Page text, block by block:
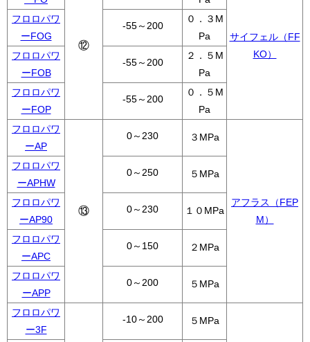
⑫
サイフェル（FF
KO）
フロロパワ
ーFOG
-55～200
０．３M
Pa
フロロパワ
ーFOB
-55～200
２．５M
Pa
フロロパワ
ーFOP
-55～200
０．５M
Pa
フロロパワ
ーAP
⑬
0～230 ３MPa
アフラス（FEP
M）
フロロパワ
ーAPHW
0～250 ５MPa
フロロパワ
ーAP90
0～230 １０MPa
フロロパワ
ーAPC
0～150 ２MPa
フロロパワ
ーAPP
0～200 ５MPa
フロロパワ
ー3F
-10～200 ５MPa